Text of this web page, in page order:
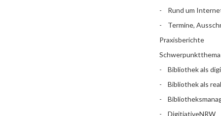
Rund um
Termine,
Praxisberichte
Schwerpunktthema
Bibliothek als
Bibliothek als
DigitiativeNRW